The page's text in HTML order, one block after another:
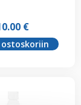
€
ostoskoriin